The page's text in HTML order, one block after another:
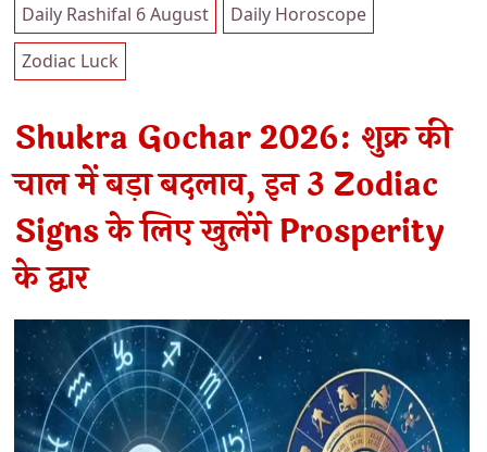
Daily Rashifal 6 August
Daily Horoscope
Zodiac Luck
Shukra Gochar 2026: शुक्र की
चाल में बड़ा बदलाव, इन 3 Zodiac
Signs के लिए खुलेंगे Prosperity
के द्वार